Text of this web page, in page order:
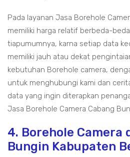
Pada layanan Jasa Borehole
memiliki harga relatif berbeda-
tiapumumnya, karna setiap data
memiliki jauh atau dekat
kebutuhan Borehole camera,
untuk menghubungi kami dan
data yang ingin diterapkan
Jasa Borehole Camera Cabang
4. Borehole Camera
Bungin Kabupaten